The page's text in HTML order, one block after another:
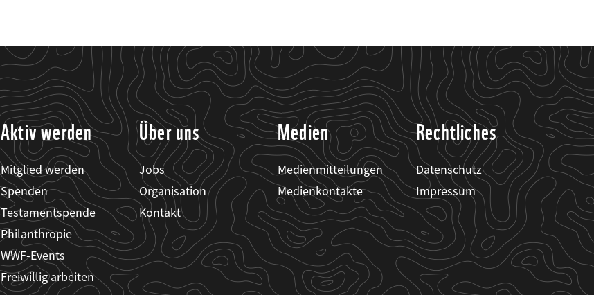
Aktiv werden
Mitglied werden
Spenden
Testamentspende
Philanthropie
WWF-Events
Freiwillig arbeiten
Über uns
Jobs
Organisation
Kontakt
Medien
Medienmitteilungen
Medienkontakte
Rechtliches
Datenschutz
Impressum